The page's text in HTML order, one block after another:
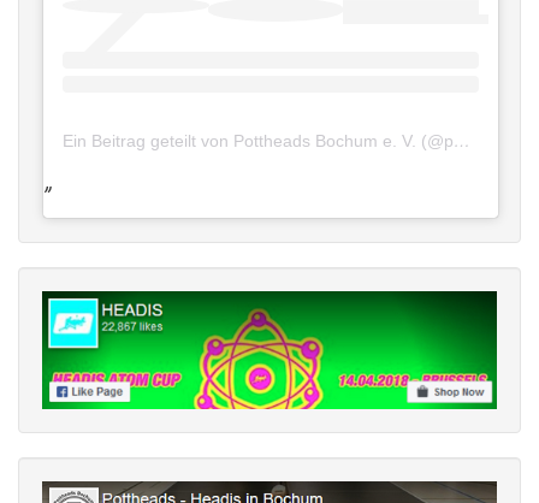
Ein Beitrag geteilt von Pottheads Bochum e. V. (@pottheadsbochum)